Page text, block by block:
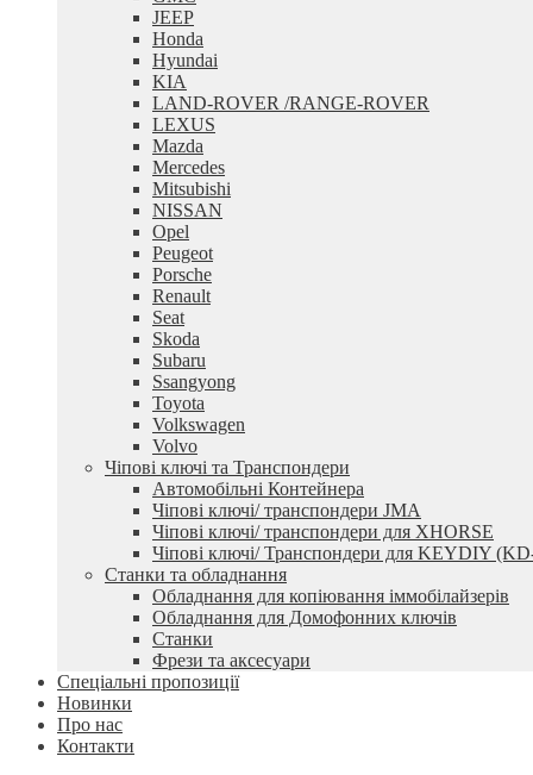
JEEP
Honda
Hyundai
KIA
LAND-ROVER /RANGE-ROVER
LEXUS
Mazda
Mercedes
Mitsubishi
NISSAN
Opel
Peugeot
Porsche
Renault
Seat
Skoda
Subaru
Ssangyong
Toyota
Volkswagen
Volvo
Чіпові ключі та Транспондери
Автомобільні Контейнера
Чіпові ключі/ транспондери JMA
Чіпові ключі/ транспондери для XHORSE
Чіпові ключі/ Транспондери для KEYDIY
Станки та обладнання
Обладнання для копіювання іммобілайзерів
Обладнання для Домофонних ключів
Станки
Фрези та аксесуари
Спеціальні пропозиції
Новинки
Про нас
Контакти